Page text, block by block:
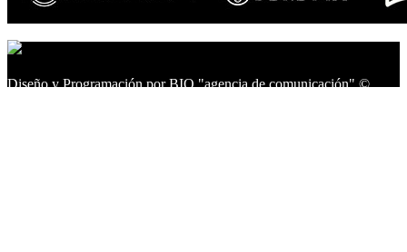
Diseño y Programación por BIO "agencia de comunicación" ©